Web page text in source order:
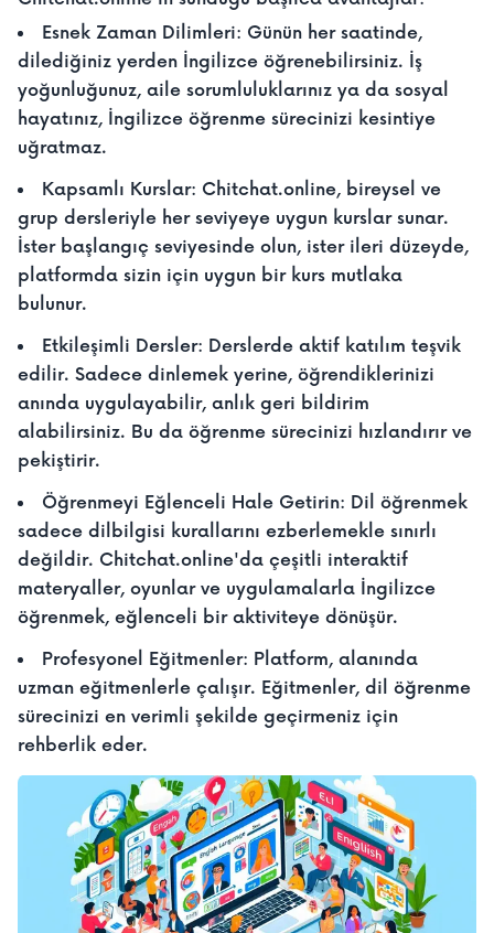
Esnek Zaman Dilimleri: Günün her saatinde,
dilediğiniz yerden İngilizce öğrenebilirsiniz. İş
yoğunluğunuz, aile sorumluluklarınız ya da sosyal
hayatınız, İngilizce öğrenme sürecinizi kesintiye
uğratmaz.
Kapsamlı Kurslar: Chitchat.online, bireysel ve
grup dersleriyle her seviyeye uygun kurslar sunar.
İster başlangıç seviyesinde olun, ister ileri düzeyde,
platformda sizin için uygun bir kurs mutlaka
bulunur.
Etkileşimli Dersler: Derslerde aktif katılım teşvik
edilir. Sadece dinlemek yerine, öğrendiklerinizi
anında uygulayabilir, anlık geri bildirim
alabilirsiniz. Bu da öğrenme sürecinizi hızlandırır ve
pekiştirir.
Öğrenmeyi Eğlenceli Hale Getirin: Dil öğrenmek
sadece dilbilgisi kurallarını ezberlemekle sınırlı
değildir. Chitchat.online'da çeşitli interaktif
materyaller, oyunlar ve uygulamalarla İngilizce
öğrenmek, eğlenceli bir aktiviteye dönüşür.
Profesyonel Eğitmenler: Platform, alanında
uzman eğitmenlerle çalışır. Eğitmenler, dil öğrenme
sürecinizi en verimli şekilde geçirmeniz için
rehberlik eder.